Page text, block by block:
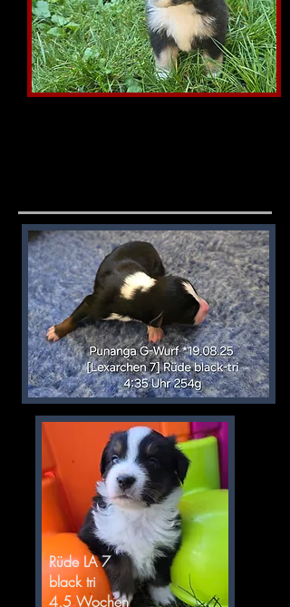
Rüde LA 7
black tri
4,5 Wochen